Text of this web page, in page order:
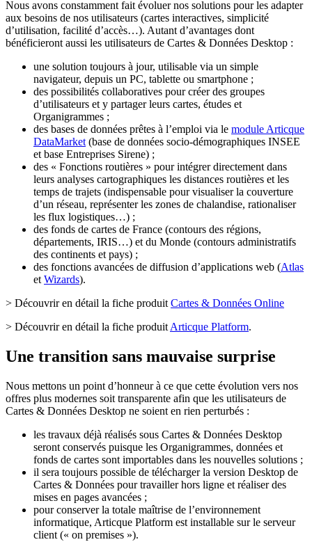
Nous avons constamment fait évoluer nos solutions pour les adapter
aux besoins de nos utilisateurs (cartes interactives, simplicité
d’utilisation, facilité d’accès…). Autant d’avantages dont
bénéficieront aussi les utilisateurs de Cartes & Données Desktop :
une solution toujours à jour, utilisable via un simple
navigateur, depuis un PC, tablette ou smartphone ;
des possibilités collaboratives pour créer des groupes
d’utilisateurs et y partager leurs cartes, études et
Organigrammes ;
des bases de données prêtes à l’emploi via le module Articque
DataMarket(base de données socio-démographiques INSEE
et base Entreprises Sirene) ;
des « Fonctions routières » pour intégrer directement dans
leurs analyses cartographiques les distances routières et les
temps de trajets (indispensable pour visualiser la couverture
d’un réseau, représenter les zones de chalandise, rationaliser
les flux logistiques…) ;
des fonds de cartes de France (contours des régions,
départements, IRIS…) et du Monde (contours administratifs
des continents et pays) ;
des fonctions avancées de diffusion d’applications web (Atlas
etWizards).
> Découvrir en détail la fiche produitCartes & Données Online
> Découvrir en détail la fiche produitArticque Platform.
Une transition sans mauvaise surprise
Nous mettons un point d’honneur à ce que cette évolution vers nos
offres plus modernes soit transparente afin que les utilisateurs de
Cartes & Données Desktop ne soient en rien perturbés :
les travaux déjà réalisés sous Cartes & Données Desktop
seront conservés puisque les Organigrammes, données et
fonds de cartes sont importables dans les nouvelles solutions ;
il sera toujours possible de télécharger la version Desktop de
Cartes & Données pour travailler hors ligne et réaliser des
mises en pages avancées ;
pour conserver la totale maîtrise de l’environnement
informatique, Articque Platform est installable sur le serveur
client (« on premises »).